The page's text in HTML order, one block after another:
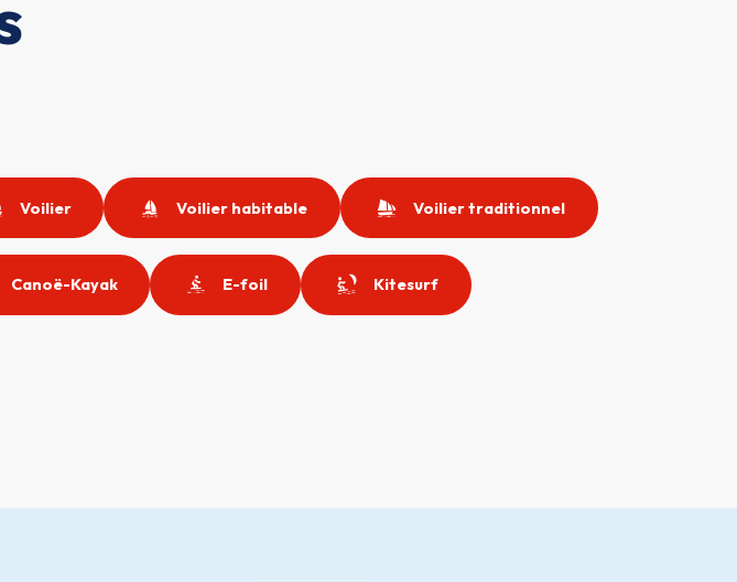
Voilier Voilier habitable Voilier traditionnel
Canoë-Kayak E-foil Kitesurf